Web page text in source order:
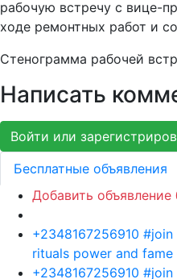
рабочую встречу с вице-
ходе ремонтных работ и
Стенограмма рабочей
Написать
Войти или
Бесплатные объявления
Добавить объявление
+2348167256910
rituals power and fame
+2348167256910